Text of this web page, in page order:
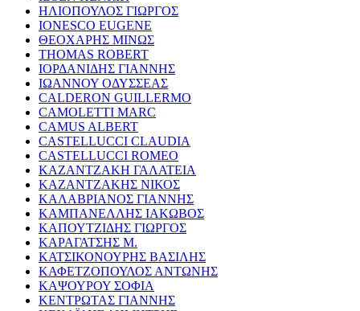
ΗΛΙΟΠΟΥΛΟΣ ΓΙΩΡΓΟΣ
IONESCO EUGENE
ΘΕΟΧΑΡΗΣ ΜΙΝΩΣ
THOMAS ROBERT
ΙΟΡΔΑΝΙΔΗΣ ΓΙΑΝΝΗΣ
ΙΩΑΝΝΟΥ ΟΔΥΣΣΕΑΣ
CALDERON GUILLERMO
CAMOLETTI MARC
CAMUS ALBERT
CASTELLUCCI CLAUDIA
CASTELLUCCI ROMEO
ΚΑΖΑΝΤΖΑΚΗ ΓΑΛΑΤΕΙΑ
ΚΑΖΑΝΤΖΑΚΗΣ ΝΙΚΟΣ
ΚΑΛΑΒΡΙΑΝΟΣ ΓΙΑΝΝΗΣ
ΚΑΜΠΑΝΕΛΛΗΣ ΙΑΚΩΒΟΣ
ΚΑΠΟΥΤΖΙΔΗΣ ΓΙΩΡΓΟΣ
ΚΑΡΑΓΑΤΣΗΣ Μ.
ΚΑΤΣΙΚΟΝΟΥΡΗΣ ΒΑΣΙΛΗΣ
ΚΑΦΕΤΖΟΠΟΥΛΟΣ ΑΝΤΩΝΗΣ
ΚΑΨΟΥΡΟΥ ΣΟΦΙΑ
ΚΕΝΤΡΩΤΑΣ ΓΙΑΝΝΗΣ